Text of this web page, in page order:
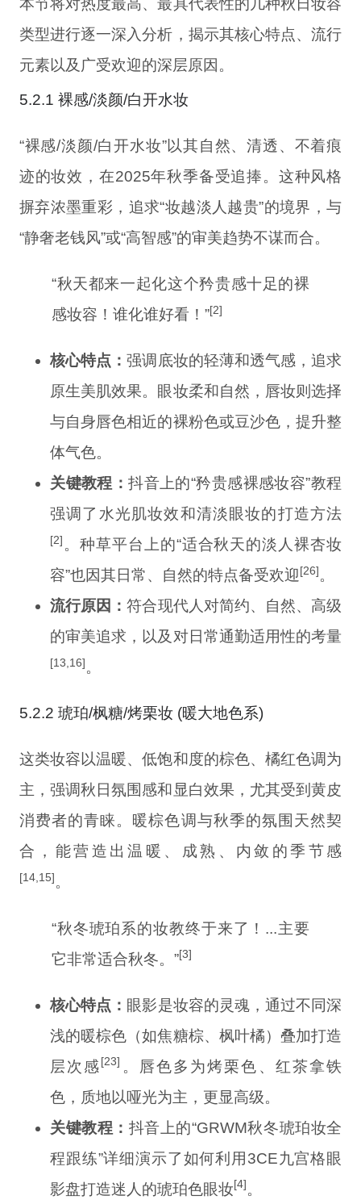
本节将对热度最高、最具代表性的几种秋日妆容
类型进行逐一深入分析，揭示其核心特点、流行
元素以及广受欢迎的深层原因。
5.2.1 裸感/淡颜/白开水妆
“裸感/淡颜/白开水妆”以其自然、清透、不着痕
迹的妆效，在2025年秋季备受追捧。这种风格
摒弃浓墨重彩，追求“妆越淡人越贵”的境界，与
“静奢老钱风”或“高智感”的审美趋势不谋而合。
“秋天都来一起化这个矜贵感十足的裸
感妆容！谁化谁好看！”[2]
核心特点：强调底妆的轻薄和透气感，追求
原生美肌效果。眼妆柔和自然，唇妆则选择
与自身唇色相近的裸粉色或豆沙色，提升整
体气色。
关键教程：抖音上的“矜贵感裸感妆容”教程
强调了水光肌妆效和清淡眼妆的打造方法
[2] 。种草平台上的“适合秋天的淡人裸杏妆
容”也因其日常、自然的特点备受欢迎[26]。
流行原因：符合现代人对简约、自然、高级
的审美追求，以及对日常通勤适用性的考量
[13,16]。
5.2.2 琥珀/枫糖/烤栗妆 (暖大地色系)
这类妆容以温暖、低饱和度的棕色、橘红色调为
主，强调秋日氛围感和显白效果，尤其受到黄皮
消费者的青睐。暖棕色调与秋季的氛围天然契
合，能营造出温暖、成熟、内敛的季节感
[14,15]。
“秋冬琥珀系的妆教终于来了！...主要
它非常适合秋冬。”[3]
核心特点： 眼影是妆容的灵魂，通过不同深
浅的暖棕色（如焦糖棕、枫叶橘）叠加打造
层次感 [23] 。唇色多为烤栗色、红茶拿铁
色，质地以哑光为主，更显高级。
关键教程： 抖音上的“GRWM秋冬琥珀妆全
程跟练”详细演示了如何利用3CE九宫格眼
影盘打造迷人的琥珀色眼妆[4]。